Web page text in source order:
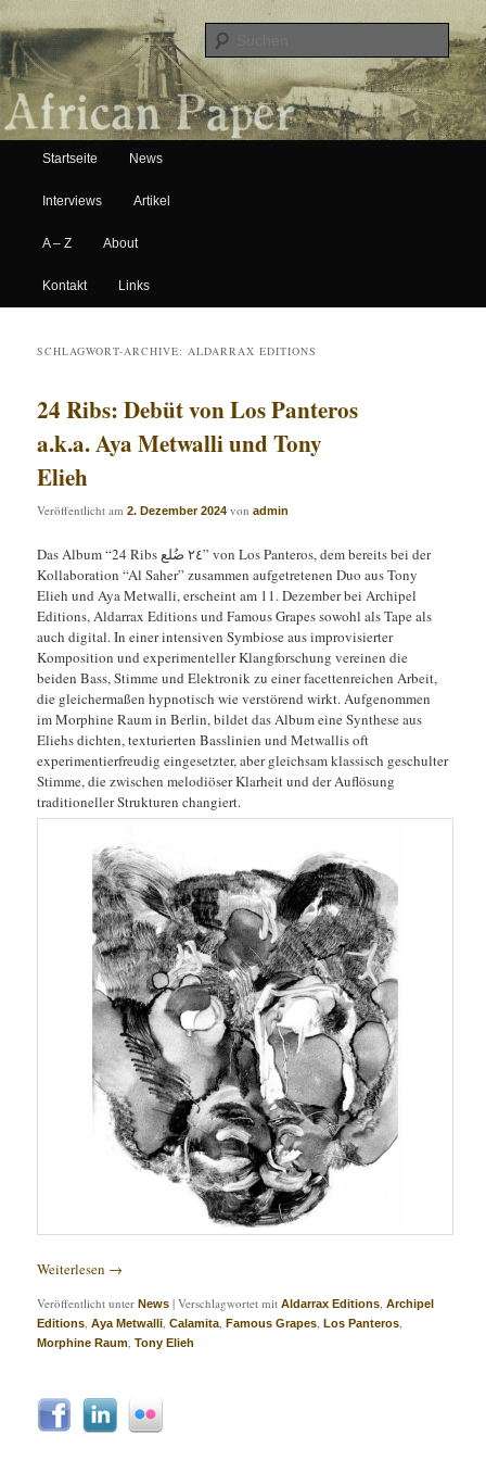
African Paper
Hauptmenü
Zum Inhalt wechseln
Zum sekundären Inhalt wechseln
Startseite News
Interviews Artikel
A – Z About
Kontakt Links
SCHLAGWORT-ARCHIVE:ALDARRAX EDITIONS
24 Ribs: Debüt von Los Panteros
a.k.a. Aya Metwalli und Tony
Elieh
Veröffentlicht am2. Dezember 2024 vonadmin
Das Album “24 Ribs ٢٤ ضُلع” von Los Panteros, dem bereits bei der
Kollaboration “Al Saher” zusammen aufgetretenen Duo aus Tony
Elieh und Aya Metwalli, erscheint am 11. Dezember bei Archipel
Editions, Aldarrax Editions und Famous Grapes sowohl als Tape als
auch digital. In einer intensiven Symbiose aus improvisierter
Komposition und experimenteller Klangforschung vereinen die
beiden Bass, Stimme und Elektronik zu einer facettenreichen Arbeit,
die gleichermaßen hypnotisch wie verstörend wirkt. Aufgenommen
im Morphine Raum in Berlin, bildet das Album eine Synthese aus
Eliehs dichten, texturierten Basslinien und Metwallis oft
experimentierfreudig eingesetzter, aber gleichsam klassisch geschulter
Stimme, die zwischen melodiöser Klarheit und der Auflösung
traditioneller Strukturen changiert.
Weiterlesen →
Veröffentlicht unter News |Verschlagwortet mit Aldarrax Editions ,Archipel
Editions ,Aya Metwalli ,Calamita ,Famous Grapes ,Los Panteros
Morphine Raum ,Tony Elieh